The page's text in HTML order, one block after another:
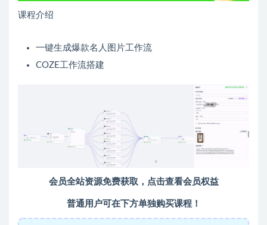
课程介绍
一键生成爆款名人图片工作流
COZE工作流搭建
会员全站资源免费获取，点击查看会员权益
普通用户可在下方单独购买课程！